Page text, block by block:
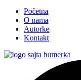
Početna
O nama
Autorke
Kontakt